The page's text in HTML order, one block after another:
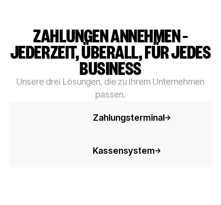
ZAHLUNGEN ANNEHMEN –
JEDERZEIT, ÜBERALL, FÜR JEDES
BUSINESS
Unsere drei Lösungen, die zu Ihrem Unternehmen
passen.
Zahlungsterminal
Kassensystem